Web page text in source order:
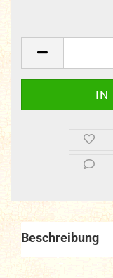
Beschreibung